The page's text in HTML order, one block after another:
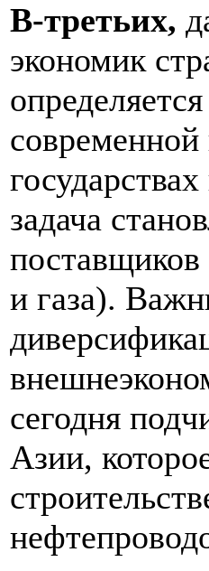
В-третьих,
экономик
задача
и газа).
сегодня
Азии,